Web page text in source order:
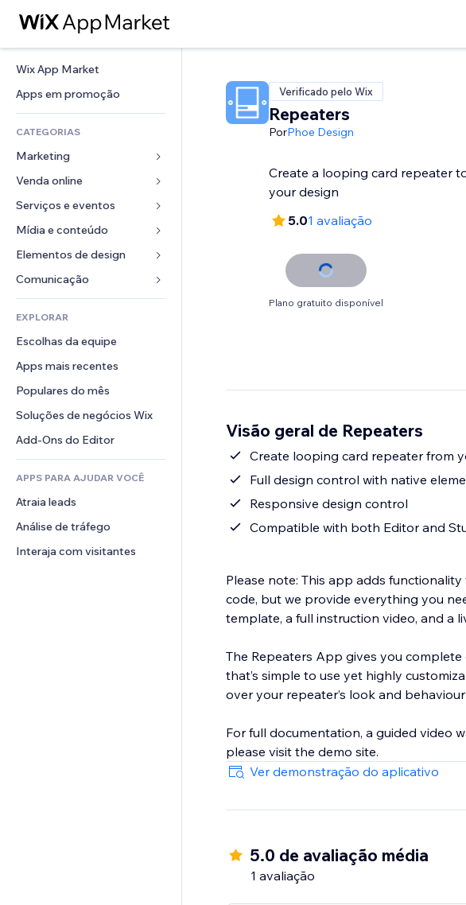
Wix App Market
Apps em promoção
CATEGORIAS
Marketing
Anúncios
Mobile
Análises
Listas do site
Email
Venda online
Apps para lojas
Frete e entrega
Botões de venda
Contabilidade
Cupons e fidelidade
Soluções de armazenamento
Serviços e eventos
Hotéis
Eventos
Restaurantes
Imobiliária
Meus agendamentos
Mídia e conteúdo
Galeria
Músicas
Podcasts
Fotografia
Vídeo
PDF
Compartilhamento de arquivos
Notícias
Elementos de design
Mapas e navegação
Privacidade e segurança
Relógio
Templates de página
Efeitos de imagem
Botões e menus
Banners e selos
Calculadoras
Busca
Previsão do tempo
Tabelas e gráficos
Formulários
Enquetes
Chat
Comentários
Telefone
Comunidade
Avaliações e depoimentos
CRM
EXPLORAR
Escolhas da equipe
Apps mais recentes
Populares do mês
Soluções de negócios Wix
Add-Ons do Editor
APPS PARA AJUDAR VOCÊ
Atraia leads
Análise de tráfego
Interaja com visitantes
Verificado pelo Wix
Repeaters
PorPhoe Design
Create a looping card repeater
your design
5.01 avaliação
Plano gratuito disponível
Visão geral de Repeaters
Create looping card repeater from
Full design control with native
Responsive design control
Compatible with both Editor and
Please note: This app adds
code, but we provide everything you
template, a full instruction video, and a
The Repeaters App gives you
that’s simple to use yet highly
over your repeater’s look and
For full documentation, a guided video
please visit the demo site.
Ver demonstração do aplicativo
5.0 de avaliação média
1 avaliação